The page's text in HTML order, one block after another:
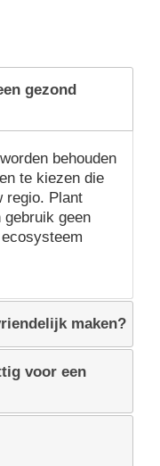
​​gezond
behouden
te kiezen die
regio. Plant
gebruik geen
maken?
voor een